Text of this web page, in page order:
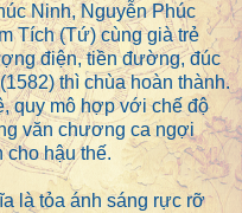
Ninh, Nguyễn Phúc
Tích (Tứ) cùng già trẻ
điện, tiền đường, đúc
thì chùa hoàn thành.
quy mô hợp với chế độ
văn chương ca ngợi
cho hậu thế.
là tỏa ánh sáng rực rỡ